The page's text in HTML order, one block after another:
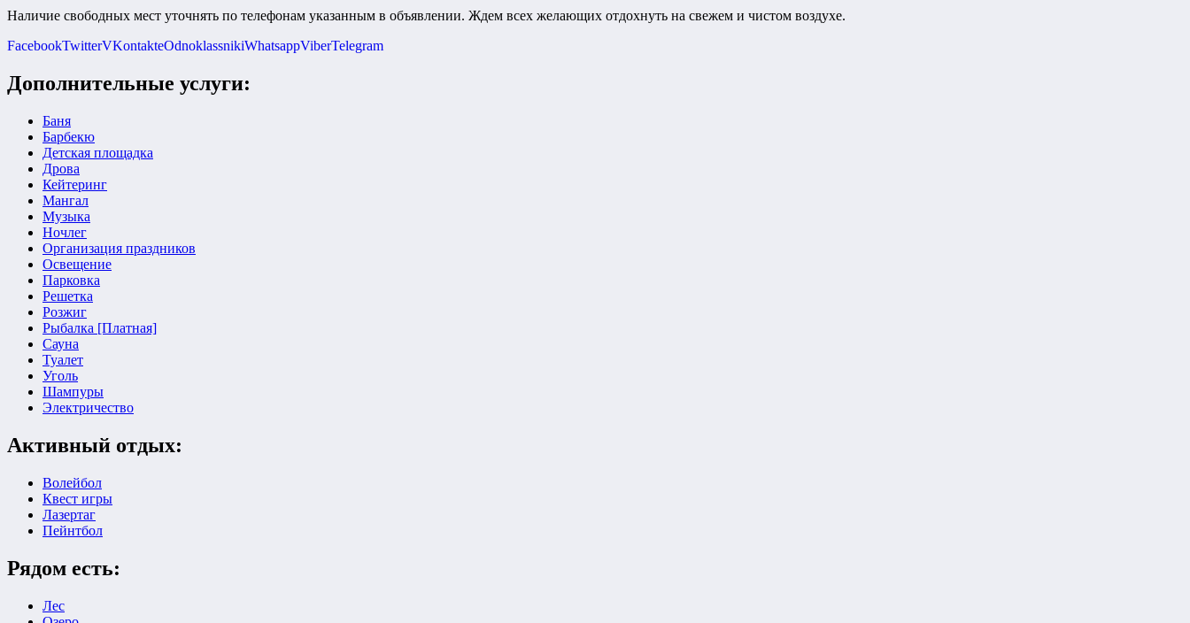
Наличие свободных мест уточнять по телефонам указанным в объявлении. Ждем всех желающих отдохнуть на свежем и чистом воздухе.
FacebookTwitterVKontakteOdnoklassnikiWhatsappViberTelegram
Дополнительные услуги:
Баня
Барбекю
Детская площадка
Дрова
Кейтеринг
Мангал
Музыка
Ночлег
Организация праздников
Освещение
Парковка
Решетка
Розжиг
Рыбалка [Платная]
Сауна
Туалет
Уголь
Шампуры
Электричество
Активный отдых:
Волейбол
Квест игры
Лазертаг
Пейнтбол
Рядом есть:
Лес